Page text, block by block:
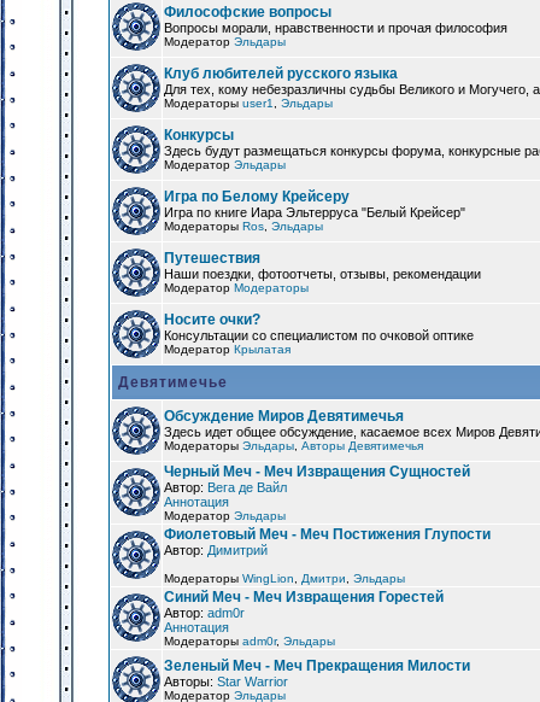
Философские вопросы
Вопросы морали, нравственности и прочая философия
Модератор Эльдары
Клуб любителей русского языка
Для тех, кому небезразличны судьбы Великого и Могучего,
Модераторы user1 Эльдары
Конкурсы
Здесь будут размещаться конкурсы форума, конкурсные
Модератор Эльдары
Игра по Белому Крейсеру
Игра по книге Иара Эльтерруса "Белый Крейсер"
Модераторы Ros Эльдары
Путешествия
Наши поездки, фотоотчеты, отзывы, рекомендации
Модератор Модераторы
Носите очки?
Консультации со специалистом по очковой оптике
Модератор Крылатая
Девятимечье
Обсуждение Миров Девятимечья
Здесь идет общее обсуждение, касаемое всех Миров
Модераторы Эльдары Авторы Девятимечья
Черный Меч - Меч Извращения Сущностей
Автор: Вега де Вайл
Аннотация
Модератор Эльдары
Фиолетовый Меч - Меч Постижения Глупости
Автор: Димитрий
Модераторы WingLion Дмитри Эльдары
Синий Меч - Меч Извращения Горестей
Автор: adm0r
Аннотация
Модераторы adm0r, Эльдары
Зеленый Меч - Меч Прекращения Милости
Авторы: Star Warrior
Модератор Эльдары